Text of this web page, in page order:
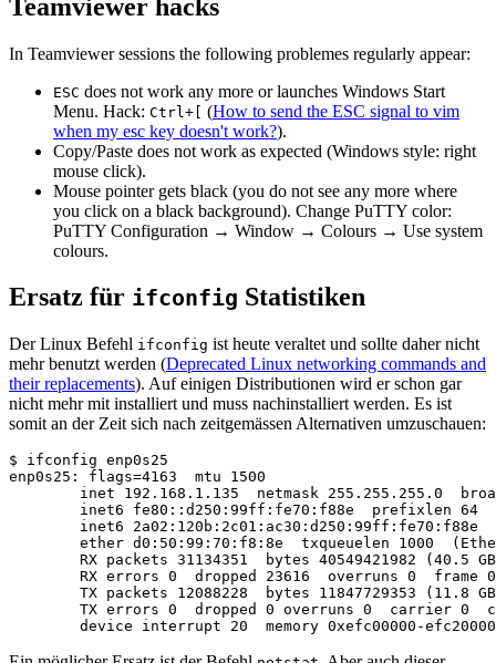
Teamviewer hacks
In Teamviewer sessions the following problemes regularly appear:
ESC does not work any more or launches Windows Start
Menu. Hack: Ctrl+[ (How to send the ESC signal to vim
when my esc key doesn't work?).
Copy/Paste does not work as expected (Windows style: right
mouse click).
Mouse pointer gets black (you do not see any more where
you click on a black background). Change PuTTY color:
PuTTY Configuration → Window → Colours → Use system
colours.
Ersatz für ifconfig Statistiken
Der Linux Befehl ifconfig ist heute veraltet und sollte daher nicht
mehr benutzt werden (Deprecated Linux networking commands and
their replacements). Auf einigen Distributionen wird er schon gar
nicht mehr mit installiert und muss nachinstalliert werden. Es ist
somit an der Zeit sich nach zeitgemässen Alternativen umzuschauen:
$ ifconfig enp0s25
enp0s25: flags=4163  mtu 1500
inet 192.168.1.135  netmask 255.255.255.0
inet6 fe80::d250:99ff:fe70:f88e  prefixlen 64
inet6 2a02:120b:2c01:ac30:d250:99ff:fe70:f88e
ether d0:50:99:70:f8:8e  txqueuelen 1000
RX packets 31134351  bytes 40549421982 (40.5
        RX errors 0  dropped 23616  overruns 0  frame 0
TX packets 12088228  bytes 11847729353 (11.8
TX errors 0  dropped 0 overruns 0  carrier 0